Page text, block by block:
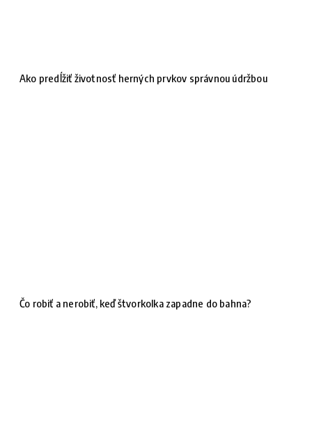
Ako predĺžiť životnosť herných prvkov správnou údržbou
Čo robiť a nerobiť, keď štvorkolka zapadne do bahna?